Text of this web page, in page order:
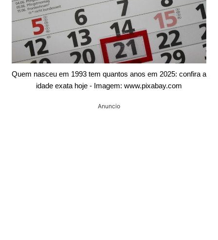
Quem nasceu em 1993 tem quantos anos em 2025: confira a
idade exata hoje - Imagem: www.pixabay.com
Anuncio